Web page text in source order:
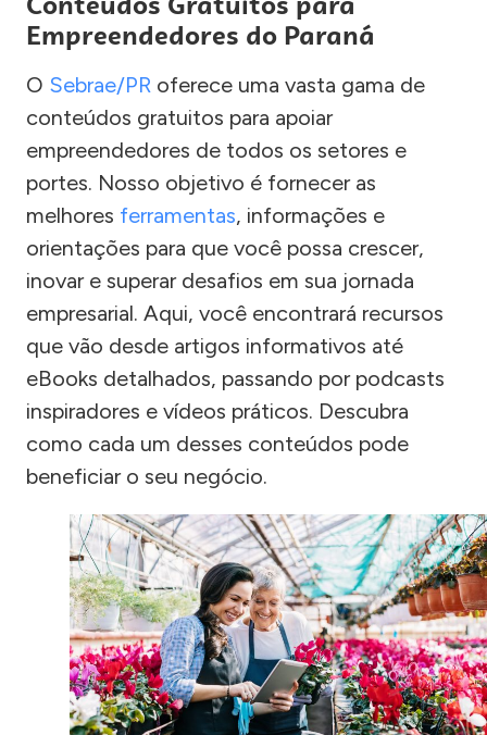
Empreendedores do Paraná
O Sebrae/PR oferece uma vasta gama de
conteúdos gratuitos para apoiar
empreendedores de todos os setores e
portes. Nosso objetivo é fornecer as
melhores ferramentas, informações e
orientações para que você possa crescer,
inovar e superar desafios em sua jornada
empresarial. Aqui, você encontrará recursos
que vão desde artigos informativos até
eBooks detalhados, passando por podcasts
inspiradores e vídeos práticos. Descubra
como cada um desses conteúdos pode
beneficiar o seu negócio.